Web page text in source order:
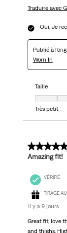
Traduire avec
Oui, Je
Publié à
Worn In
Taille
Taille, 4 sur
Très petit
5 sur 5
Amazing fit!
VÉRIFIÉ
TIRAGE
il y a 9 jours
Great fit, love
and thighs.